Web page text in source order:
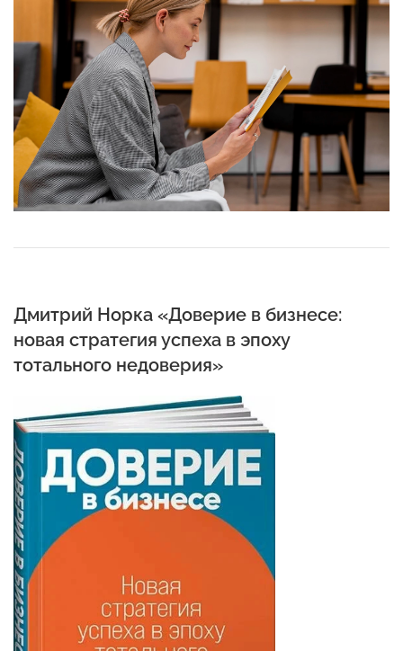
Дмитрий Норка «Доверие в бизнесе:
новая стратегия успеха в эпоху
тотального недоверия»